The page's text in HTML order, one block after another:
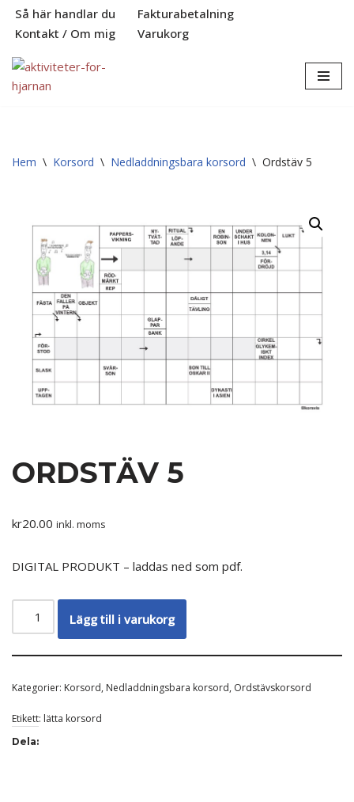
Hoppa
till
innehåll
Så här handlar du
Fakturabetalning
Kontakt / Om mig
Varukorg
Hem \ Korsord \ Nedladdningsbara korsord \ Ordstäv 5
ORDSTÄV 5
kr20.00 inkl. moms
DIGITAL PRODUKT – laddas ned som pdf.
Lägg till i varukorg
Kategorier: Korsord, Nedladdningsbara korsord, Ordstävskorsord
Etikett: lätta korsord
Dela: